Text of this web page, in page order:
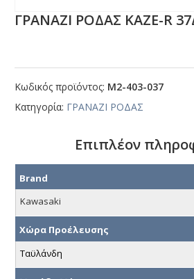
ΓΡΑΝΑΖΙ ΡΟΔΑΣ ΚΑΖΕ-R
Κωδικός προϊόντος: Μ2-403-037
Κατηγορία: ΓΡΑΝΑΖΙ ΡΟΔΑΣ
Επιπλέον
Brand
Kawasaki
Χώρα Προέλευσης
Ταϋλάνδη